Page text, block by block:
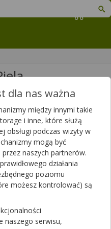
Koszyk
Polubień
dla nas ważna
między innymi takie
i inne, które służą
obsługi podczas wizyty w
mogą być
naszych partnerów.
działania
poziomu
możesz kontrolować) są
naszego serwisu,